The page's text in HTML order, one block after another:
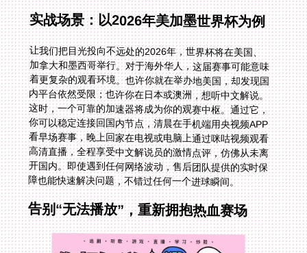
实战场景：以2026年美加墨世界杯为例
让我们把目光投向不远处的2026年，世界杯将在美国、
加拿大和墨西哥举行。对于海外华人，这届赛事可能意味
着更复杂的观看环境。也许你就在举办地美国，却发现国
内平台依然受限；也许你在日本或澳洲，想听中文解说。
这时，一个可靠的加速器将成为你的观赛中枢。通过它，
你可以稳定连接回国内节点，清晨在手机端用央视频APP
看早场赛事，晚上回家在电视或电脑上通过咪咕视频观看
高清直播，全程享受中文解说员的激情点评，仿佛从未离
开国内。即使遇到任何网络波动，售后团队提供的实时保
障也能快速解决问题，不错过任何一个进球瞬间。
告别“无法播放”，重新拥抱热血赛场